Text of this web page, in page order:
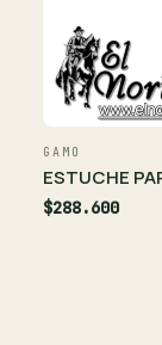
GAMO
ESTUCHE
$288.600